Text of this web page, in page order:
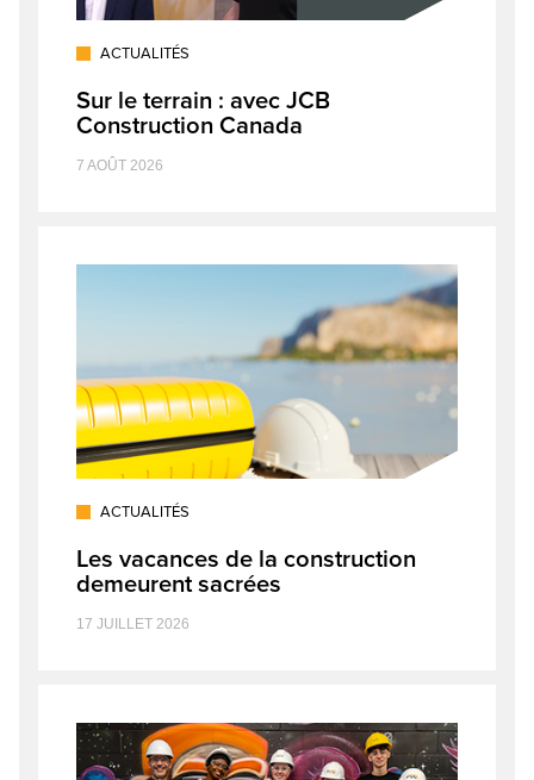
ACTUALITÉS
Sur le terrain : avec JCB
Construction Canada
7 AOÛT 2026
ACTUALITÉS
Les vacances de la construction
demeurent sacrées
17 JUILLET 2026